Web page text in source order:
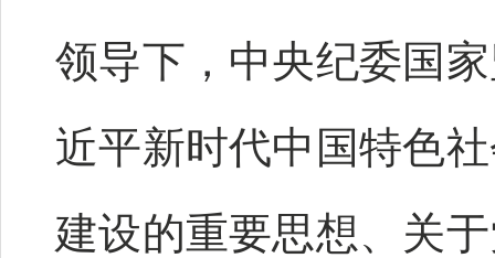
领导下，中央纪委国
近平新时代中国特色
建设的重要思想、关